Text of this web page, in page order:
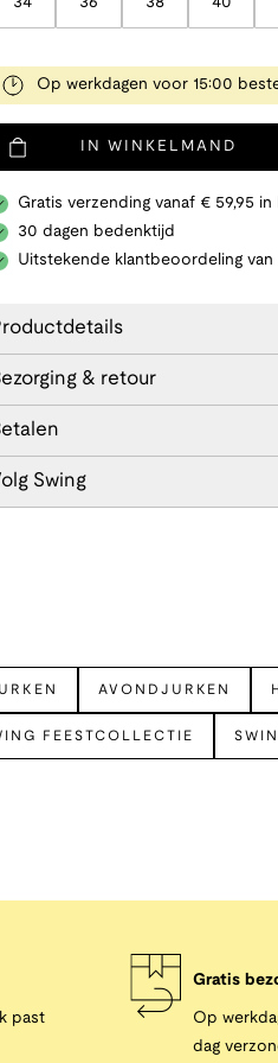
Op werkdagen voor 15:00
IN WINKELMAND
Gratis verzending vanaf € 59,95 in
30 dagen bedenktijd
Uitstekende klantbeoordeling van
& retour
Swing
AVONDJURKEN
FEESTCOLLECTIE
past
Gratis
Op
dag